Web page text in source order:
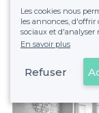
Les cookies nous
les annonces, d'offrir
sociaux et d'analyser
En savoir plus
Refuser